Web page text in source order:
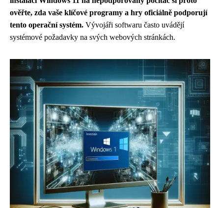
ověřte, zda vaše klíčové programy a hry oficiálně podporují
tento operační systém. Vývojáři softwaru často uvádějí
systémové požadavky na svých webových stránkách.